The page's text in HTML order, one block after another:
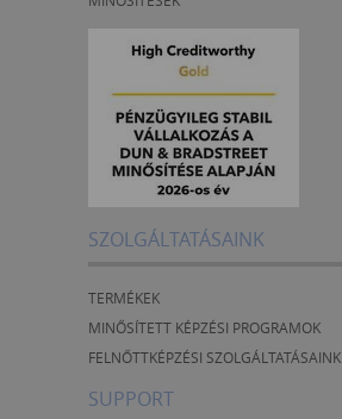
SZOLGÁLTATÁSAINK
TERMÉKEK
MINŐSÍTETT KÉPZÉSI PROGRAMOK
FELNŐTTKÉPZÉSI SZOLGÁLTATÁSAINK
SUPPORT